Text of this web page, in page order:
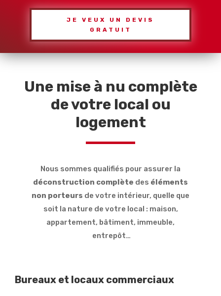
JE VEUX UN DEVIS
GRATUIT
Une mise à nu complète
de votre local ou
logement
Nous sommes qualifiés pour assurer la
déconstruction complète des éléments
non porteurs de votre intérieur, quelle que
soit la nature de votre local : maison,
appartement, bâtiment, immeuble,
entrepôt…
Bureaux et locaux commerciaux